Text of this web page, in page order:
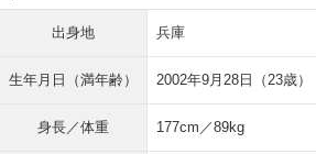
出身地 兵庫
生年月日（満年齢） 2002年9月28日（23歳）
身長／体重 177cm／89kg